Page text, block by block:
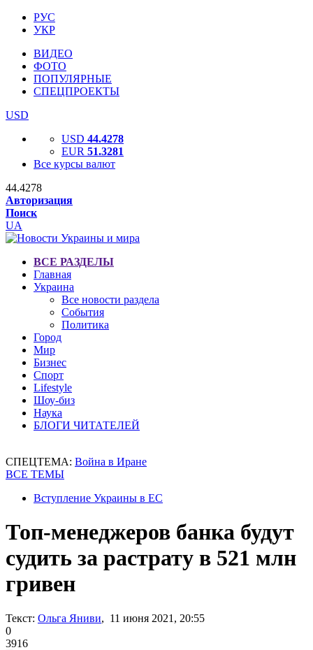
РУС
УКР
ВИДЕО
ФОТО
ПОПУЛЯРНЫЕ
СПЕЦПРОЕКТЫ
USD
USD 44.4278
EUR 51.3281
Все курсы валют
44.4278
Авторизация
Поиск
UA
ВСЕ РАЗДЕЛЫ
Главная
Украина
Все новости раздела
События
Политика
Город
Мир
Бизнес
Спорт
Lifestyle
Шоу-биз
Наука
БЛОГИ ЧИТАТЕЛЕЙ
СПЕЦТЕМА: Война в Иране
ВСЕ ТЕМЫ
Вступление Украины в ЕС
Топ-менеджеров банка будут
судить за растрату в 521 млн
гривен
Текст: Ольга Яниви, 11 июня 2021, 20:55
0
3916